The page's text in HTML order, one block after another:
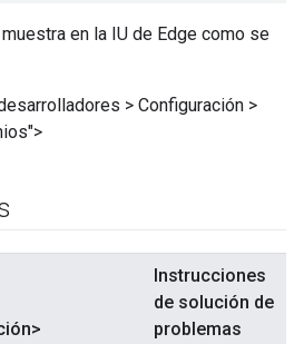
en la IU de Edge como se
> Configuración >
Instrucciones
de solución de
problemas